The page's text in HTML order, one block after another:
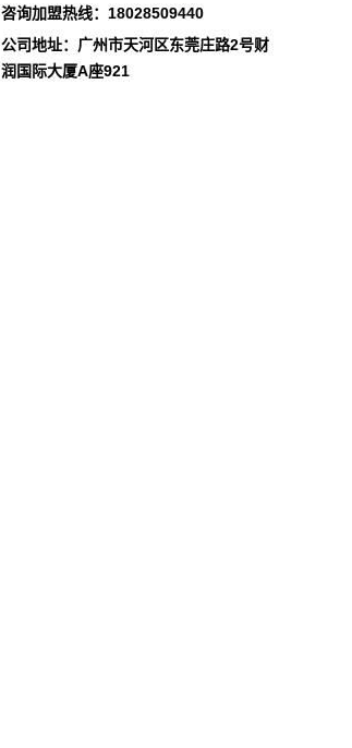
咨询加盟热线：18028509440
公司地址：广州市天河区东莞庄路2号财
润国际大厦A座921